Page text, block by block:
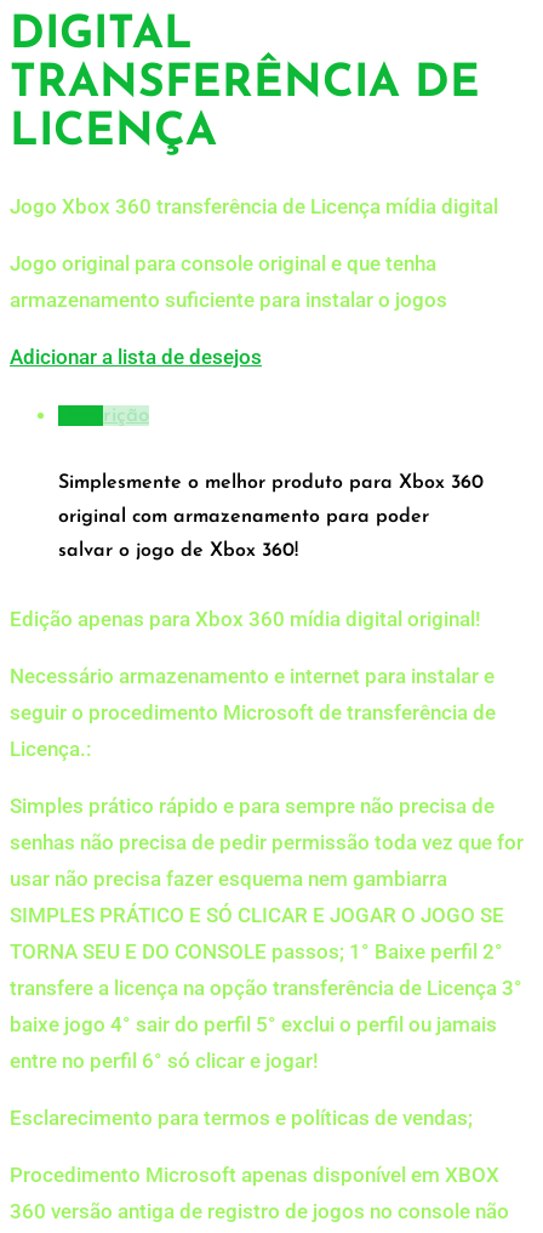
DIGITAL
TRANSFERÊNCIA DE
LICENÇA
Jogo Xbox 360 transferência de Licença mídia digital
Jogo original para console original e que tenha
armazenamento suficiente para instalar o jogos
Adicionar a lista de desejos
Descrição
Simplesmente o melhor produto para Xbox 360
original com armazenamento para poder
salvar o jogo de Xbox 360!
Edição apenas para Xbox 360 mídia digital original!
Necessário armazenamento e internet para instalar e
seguir o procedimento Microsoft de transferência de
Licença.:
Simples prático rápido e para sempre não precisa de
senhas não precisa de pedir permissão toda vez que for
usar não precisa fazer esquema nem gambiarra
SIMPLES PRÁTICO E SÓ CLICAR E JOGAR O JOGO SE
TORNA SEU E DO CONSOLE passos; 1° Baixe perfil 2°
transfere a licença na opção transferência de Licença 3°
baixe jogo 4° sair do perfil 5° exclui o perfil ou jamais
entre no perfil 6° só clicar e jogar!
Esclarecimento para termos e políticas de vendas;
Procedimento Microsoft apenas disponível em XBOX
360 versão antiga de registro de jogos no console não